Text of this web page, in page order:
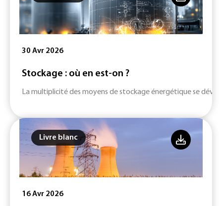
30 Avr 2026
Stockage : où en est-on ?
La multiplicité des moyens de stockage énergétique se
Livre blanc
16 Avr 2026